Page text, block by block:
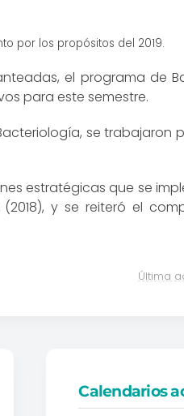
por los propósitos del 2019.
el programa de
para este semestre.
se trabajaron
estratégicas que se
y se reiteró el
Última
Calendarios